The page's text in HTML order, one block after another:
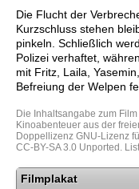
Die Flucht der
Kurzschluss stehen
pinkeln. Schließlich
Polizei verhaftet,
mit Fritz, Laila,
Befreiung der Welpen
Die Inhaltsangabe zum
Kinoabenteuer aus der
Doppellizenz GNU-Lizenz
CC-BY-SA 3.0 Unported.
Filmplakat